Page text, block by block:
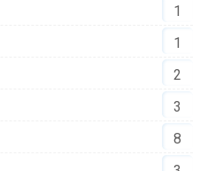
1
1
2
3
8